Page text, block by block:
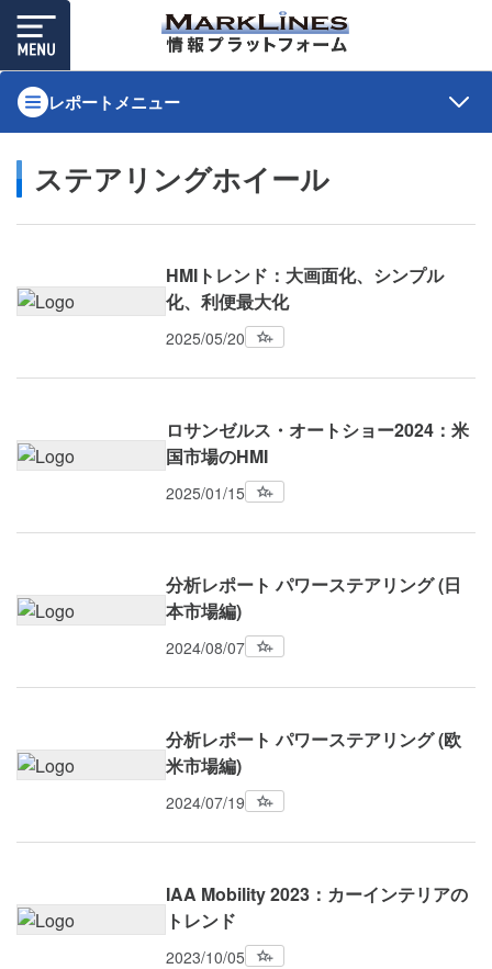
レポートメニュー
ステアリングホイール
HMIトレンド：大画面化、シンプル
化、利便最大化
2025/05/20
ロサンゼルス・オートショー2024：米
国市場のHMI
2025/01/15
分析レポート パワーステアリング (日
本市場編)
2024/08/07
分析レポート パワーステアリング (欧
米市場編)
2024/07/19
IAA Mobility 2023：カーインテリアの
トレンド
2023/10/05